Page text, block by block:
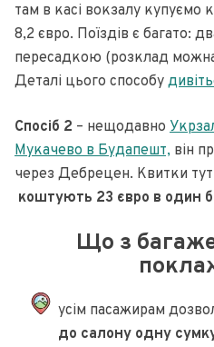
там в касі вокзалу
8,2 євро. Поїздів є багато:
пересадкою (розклад
Деталі цього способу
Спосіб 2 – нещодавно
Мукачево в Будапешт, він
через Дебрецен. Квитки
коштують 23 євро в один
Що з
усім пасажирам
до салону одну